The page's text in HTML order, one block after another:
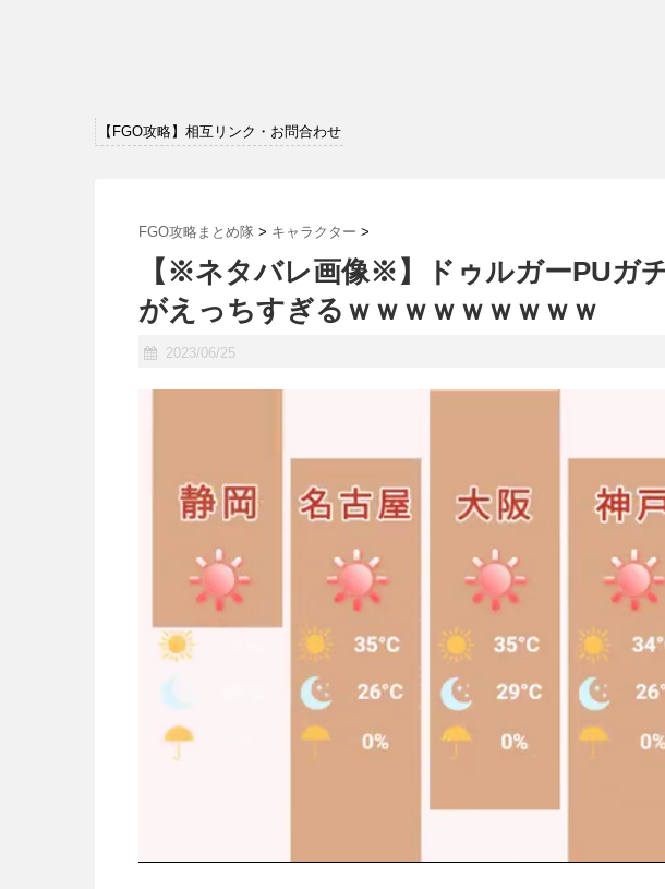
【FGO攻略】相互リンク・お問合わせ
FGO攻略まとめ隊 > キャラクター >
【※ネタバレ画像※】ドゥルガーPUガ
がえっちすぎるｗｗｗｗｗｗｗｗｗ
2023/06/25